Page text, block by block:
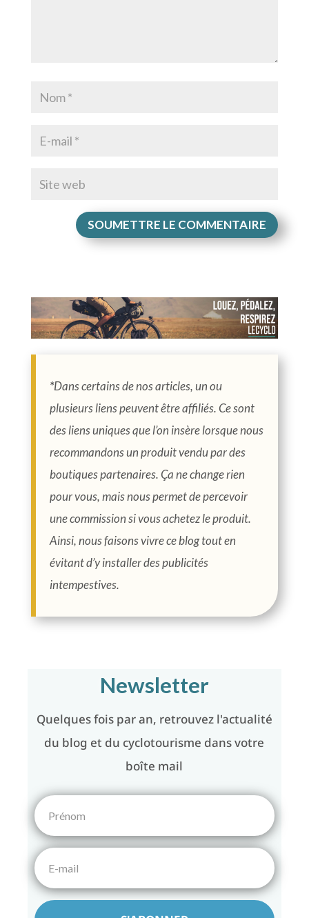
SOUMETTRE LE COMMENTAIRE
*Dans certains de nos articles, un ou
plusieurs liens peuvent être affiliés. Ce sont
des liens uniques que l’on insère lorsque nous
recommandons un produit vendu par des
boutiques partenaires. Ça ne change rien
pour vous, mais nous permet de percevoir
une commission si vous achetez le produit.
Ainsi, nous faisons vivre ce blog tout en
évitant d’y installer des publicités
intempestives.
Newsletter
Quelques fois par an, retrouvez l'actualité
du blog et du cyclotourisme dans votre
boîte mail